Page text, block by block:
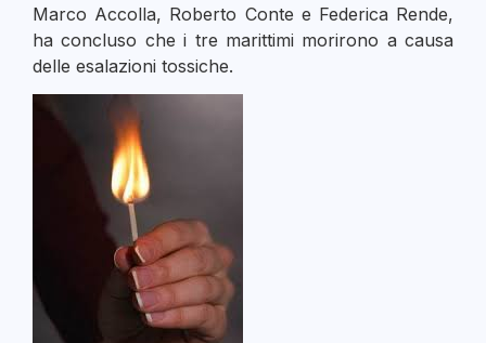
Marco Accolla, Roberto Conte e Federica Rende,
ha concluso che i tre marittimi morirono a causa
delle esalazioni tossiche.